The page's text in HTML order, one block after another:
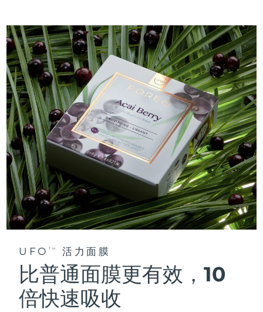
UFO TM 活力面膜
比普通面膜更有效，10
倍快速吸收